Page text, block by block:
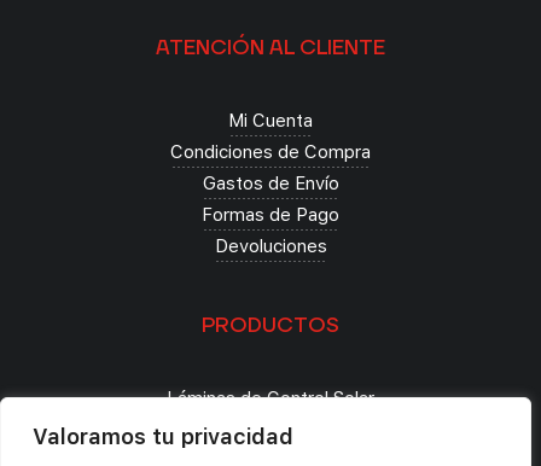
Valoramos tu privacidad
ATENCIÓN AL CLIENTE
Mi Cuenta
Condiciones de Compra
Gastos de Envío
Formas de Pago
Devoluciones
PRODUCTOS
Láminas de Control Solar
Seguridad